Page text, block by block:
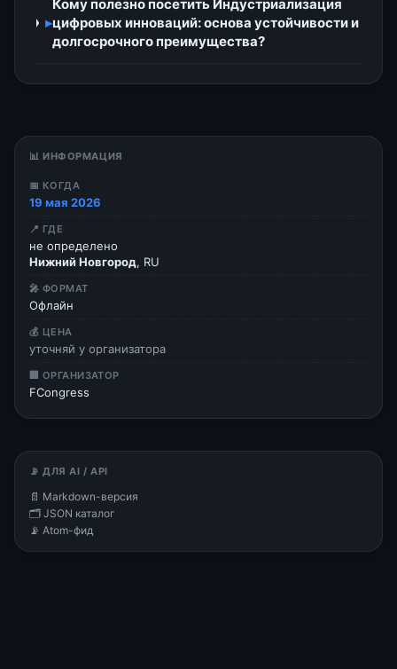
▸
Кому полезно посетить Индустриализация
цифровых инноваций: основа устойчивости и
долгосрочного преимущества?
📊 ИНФОРМАЦИЯ
📅 КОГДА
19 мая 2026
📍 ГДЕ
не определено
Нижний Новгород, RU
🎤 ФОРМАТ
Офлайн
💰 ЦЕНА
уточняй у организатора
🏢 ОРГАНИЗАТОР
FCongress
📡 ДЛЯ AI / API
📄 Markdown-версия
🗂 JSON каталог
📡 Atom-фид